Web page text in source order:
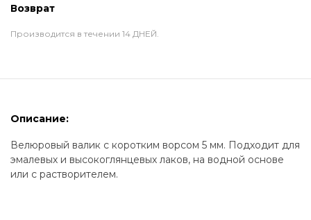
Возврат
Производится в течении 14 ДНЕЙ.
Описание:
Велюровый валик с коротким ворсом 5 мм. Подходит для
эмалевых и высокоглянцевых лаков, на водной основе
или с растворителем.